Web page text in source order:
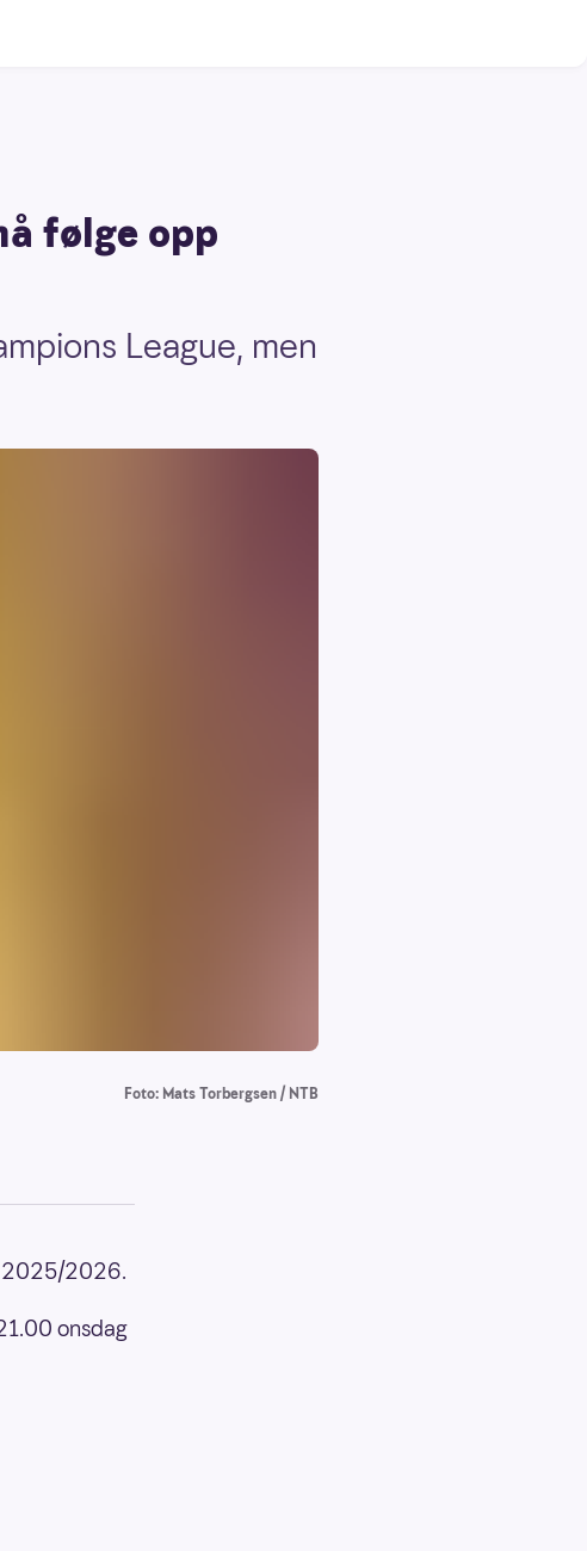
følge opp
League, men
Foto: Mats Torbergsen / NTB
2025/2026.
onsdag